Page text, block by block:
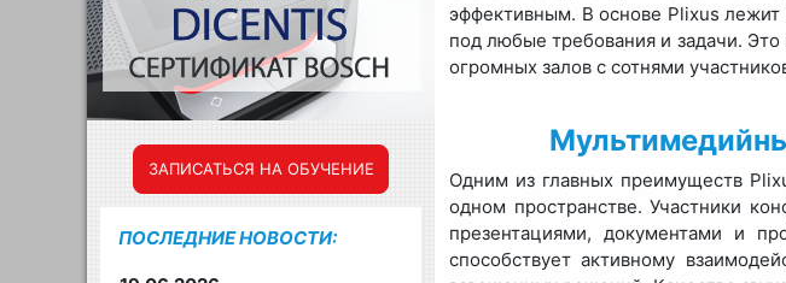
ЗАПИСАТЬСЯ НА ОБУЧЕНИЕ
ПОСЛЕДНИЕ НОВОСТИ:
эффективным. В основе Plixus лежит
под любые требования и задачи. Это
огромных залов с сотнями
Одним из главных преимуществ
одном пространстве. Участники
презентациями, документами и
способствует активному